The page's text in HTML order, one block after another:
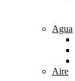
Agua
Aire